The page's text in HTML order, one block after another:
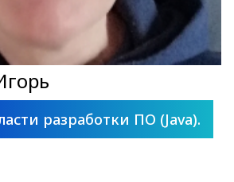
разработки ПО (Java).